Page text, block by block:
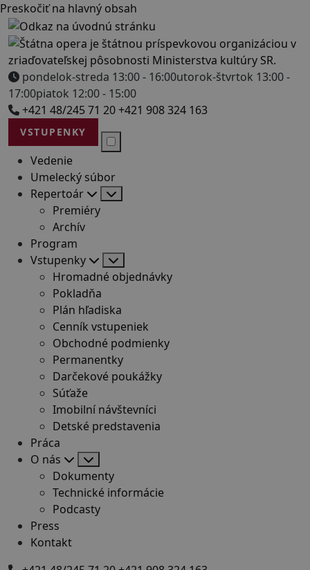
Preskočiť na hlavný obsah
pondelok-streda 13:00 - 16:00utorok-štvrtok 13:00 -
17:00piatok 12:00 - 15:00
+421 48/245 71 20+421 908 324 163
VSTUPENKY
Vedenie
Umelecký súbor
Repertoár
Premiéry
Archív
Program
Vstupenky
Hromadné objednávky
Pokladňa
Plán hľadiska
Cenník vstupeniek
Obchodné podmienky
Permanentky
Darčekové poukážky
Súťaže
Imobilní návštevníci
Detské predstavenia
Práca
O nás
Dokumenty
Technické informácie
Podcasty
Press
Kontakt